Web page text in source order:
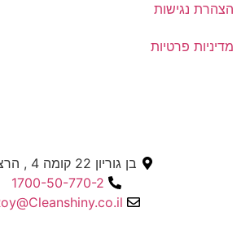
הצהרת נגישות
מדיניות פרטיות
בן גוריון 22 קומה 4 , הרצליה
1700-50-770-2